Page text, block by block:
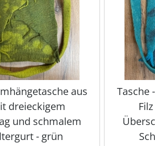
aus
dreieckigem
und schmalem
- grün
Tasche